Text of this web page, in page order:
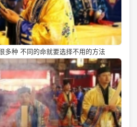
多种 不同的命就要选择不用的方法